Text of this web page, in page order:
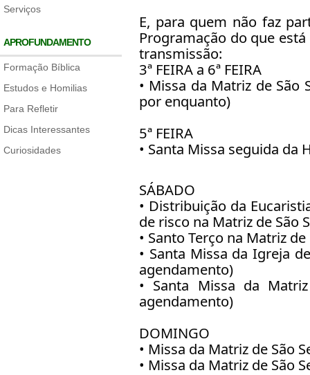
Serviços
APROFUNDAMENTO
Formação Bíblica
Estudos e Homilias
Para Refletir
Dicas Interessantes
Curiosidades
E, para quem não faz
Programação do que
transmissão:
3ª FEIRA a 6ª FEIRA
• Missa da Matriz de São
por enquanto)
5ª FEIRA
• Santa Missa seguida da
SÁBADO
• Distribuição da
de risco na Matriz de São
• Santo Terço na Matriz
• Santa Missa da Igreja
agendamento)
• Santa Missa da
agendamento)
DOMINGO
• Missa da Matriz de São
• Missa da Matriz de São